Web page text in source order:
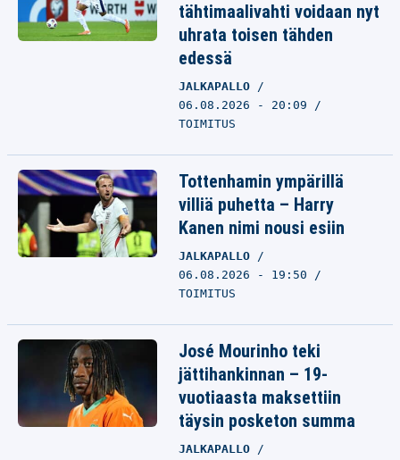
tähtimaalivahti voidaan nyt
uhrata toisen tähden
edessä
JALKAPALLO
06.08.2026 - 20:09
TOIMITUS
Tottenhamin ympärillä
villiä puhetta – Harry
Kanen nimi nousi esiin
JALKAPALLO
06.08.2026 - 19:50
TOIMITUS
José Mourinho teki
jättihankinnan – 19-
vuotiaasta maksettiin
täysin posketon summa
JALKAPALLO